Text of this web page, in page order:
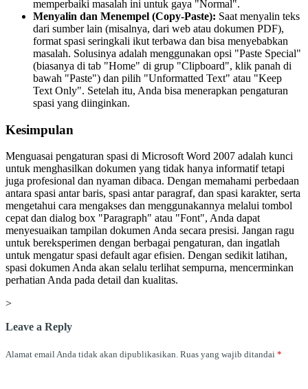
memperbaiki masalah ini untuk gaya "Normal".
Menyalin dan Menempel (Copy-Paste): Saat menyalin teks
dari sumber lain (misalnya, dari web atau dokumen PDF),
format spasi seringkali ikut terbawa dan bisa menyebabkan
masalah. Solusinya adalah menggunakan opsi "Paste Special"
(biasanya di tab "Home" di grup "Clipboard", klik panah di
bawah "Paste") dan pilih "Unformatted Text" atau "Keep
Text Only". Setelah itu, Anda bisa menerapkan pengaturan
spasi yang diinginkan.
Kesimpulan
Menguasai pengaturan spasi di Microsoft Word 2007 adalah kunci
untuk menghasilkan dokumen yang tidak hanya informatif tetapi
juga profesional dan nyaman dibaca. Dengan memahami perbedaan
antara spasi antar baris, spasi antar paragraf, dan spasi karakter, serta
mengetahui cara mengakses dan menggunakannya melalui tombol
cepat dan dialog box "Paragraph" atau "Font", Anda dapat
menyesuaikan tampilan dokumen Anda secara presisi. Jangan ragu
untuk bereksperimen dengan berbagai pengaturan, dan ingatlah
untuk mengatur spasi default agar efisien. Dengan sedikit latihan,
spasi dokumen Anda akan selalu terlihat sempurna, mencerminkan
perhatian Anda pada detail dan kualitas.
>
Leave a Reply
Alamat email Anda tidak akan dipublikasikan. Ruas yang wajib ditandai *